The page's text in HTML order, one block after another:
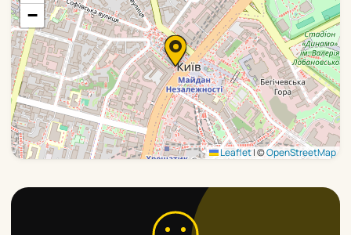
−
Leaflet|©OpenStreetMap